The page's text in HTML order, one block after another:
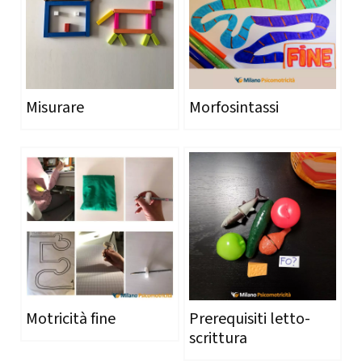
Misurare Morfosintassi
Motricità fine
Prerequisiti letto-
scrittura